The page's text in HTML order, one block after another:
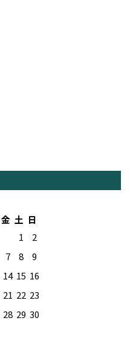
金 土 日
1
2
7 8
9
14 15 16
21 22 23
28 29 30